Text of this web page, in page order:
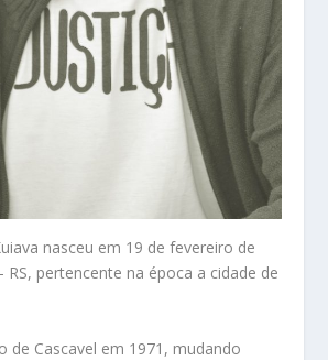
nasceu em 19 de fevereiro de
RS, pertencente na época a cidade de
de Cascavel em 1971, mudando